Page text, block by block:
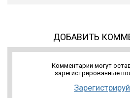
ДОБАВИТЬ
Комментарии могут
зарегистрированные